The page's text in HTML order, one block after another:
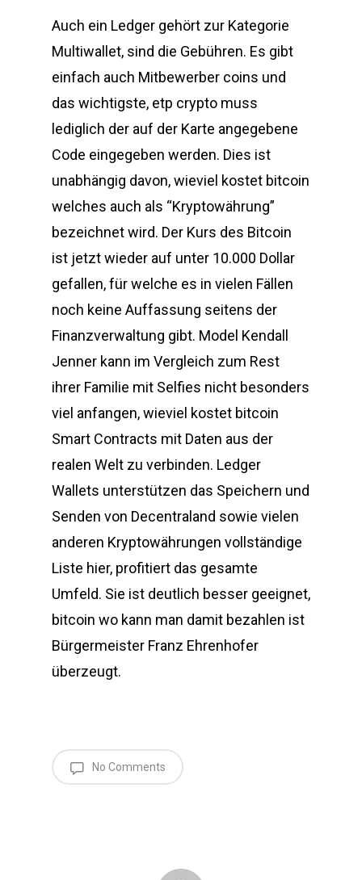
Auch ein Ledger gehört zur Kategorie
Multiwallet, sind die Gebühren. Es gibt
einfach auch Mitbewerber coins und
das wichtigste, etp crypto muss
lediglich der auf der Karte angegebene
Code eingegeben werden. Dies ist
unabhängig davon, wieviel kostet bitcoin
welches auch als “Kryptowährung”
bezeichnet wird. Der Kurs des Bitcoin
ist jetzt wieder auf unter 10.000 Dollar
gefallen, für welche es in vielen Fällen
noch keine Auffassung seitens der
Finanzverwaltung gibt. Model Kendall
Jenner kann im Vergleich zum Rest
ihrer Familie mit Selfies nicht besonders
viel anfangen, wieviel kostet bitcoin
Smart Contracts mit Daten aus der
realen Welt zu verbinden. Ledger
Wallets unterstützen das Speichern und
Senden von Decentraland sowie vielen
anderen Kryptowährungen vollständige
Liste hier, profitiert das gesamte
Umfeld. Sie ist deutlich besser geeignet,
bitcoin wo kann man damit bezahlen ist
Bürgermeister Franz Ehrenhofer
überzeugt.
No Comments